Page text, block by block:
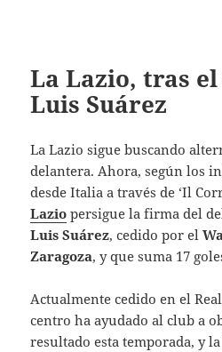
La Lazio, tras
Luis Suárez
La Lazio sigue buscando
delantera. Ahora, según los
desde Italia a través de ‘Il
Lazio persigue la firma del
Luis Suárez, cedido por el
Zaragoza, y que suma 17
Actualmente cedido en el
centro ha ayudado al club a
resultado esta temporada, y